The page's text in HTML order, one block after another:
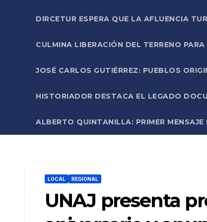
DIRCETUR ESPERA QUE LA AFLUENCIA
CULMINA LIBERACIÓN DEL TERRENO
JOSÉ CARLOS GUTIÉRREZ: PUEBLOS
HISTORIADOR DESTACA EL LEGADO
ALBERTO QUINTANILLA: PRIMER
LOCAL REGIONAL
UNAJ presenta